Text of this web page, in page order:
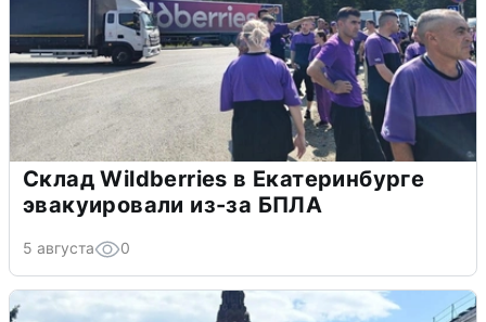
Склад Wildberries в Екатеринбурге
эвакуировали из-за БПЛА
5 августа 0